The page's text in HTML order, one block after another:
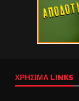
ΧΡΉΣΙΜΑ LINKS